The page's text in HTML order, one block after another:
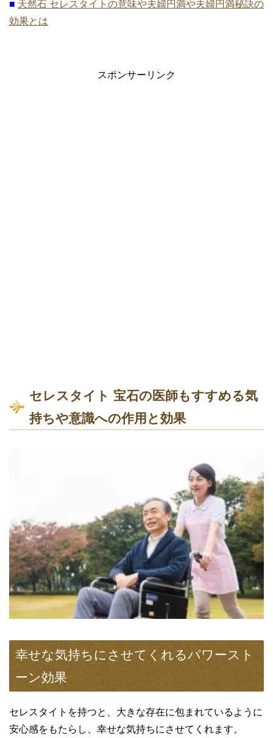
■ 天然石 セレスタイトの意味や夫婦円満や夫婦円満秘訣の
効果とは
スポンサーリンク
セレスタイト 宝石の医師もすすめる気
持ちや意識への作用と効果
幸せな気持ちにさせてくれるパワースト
ーン効果
セレスタイトを持つと、大きな存在に包まれているように
安心感をもたらし、幸せな気持ちにさせてくれます。